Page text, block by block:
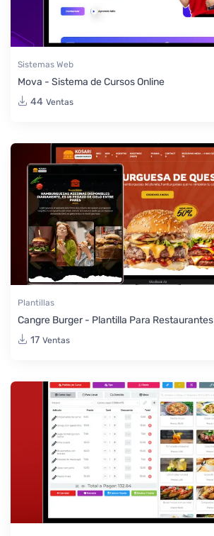
Sistemas Web
Mova - Sistema de Cursos Online
44 Ventas
Plantillas
Cangre Burger - Plantilla Para Restaurantes
17 Ventas